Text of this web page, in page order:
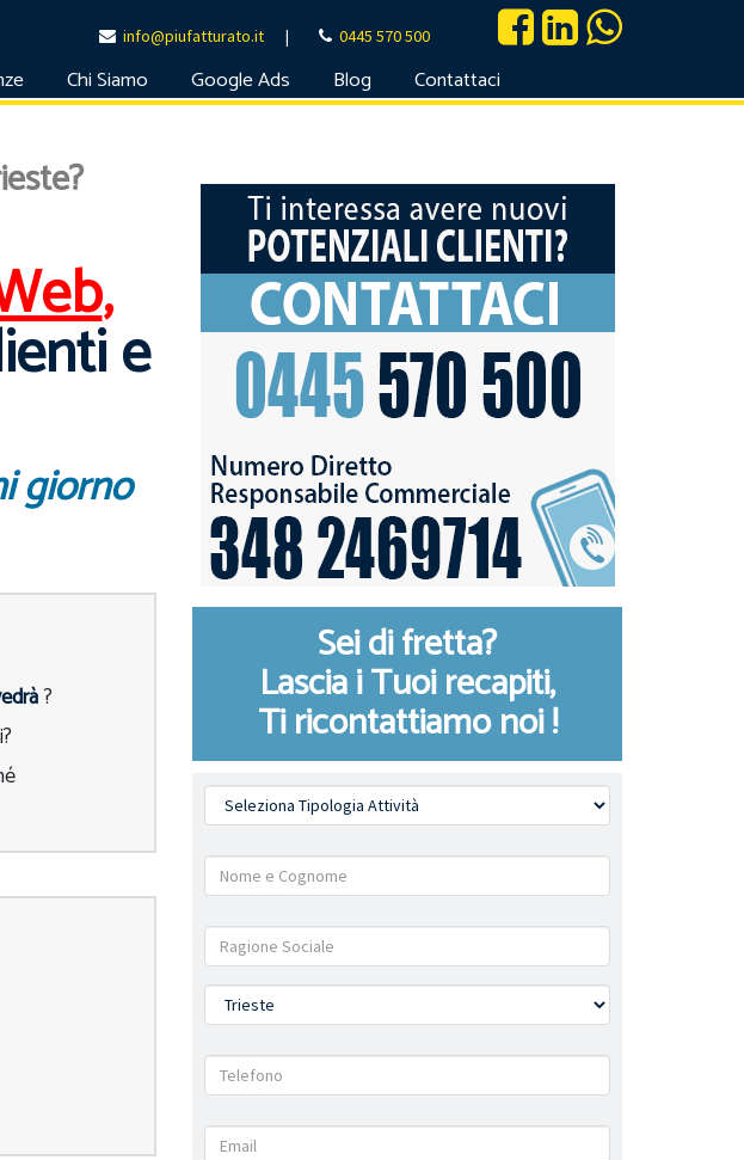
info@piufatturato.it | 0445 570 500
Chi Siamo Google Ads Blog Contattaci
,
e
giorno
?
Sei di fretta?
Lascia i Tuoi recapiti,
Ti ricontattiamo noi !